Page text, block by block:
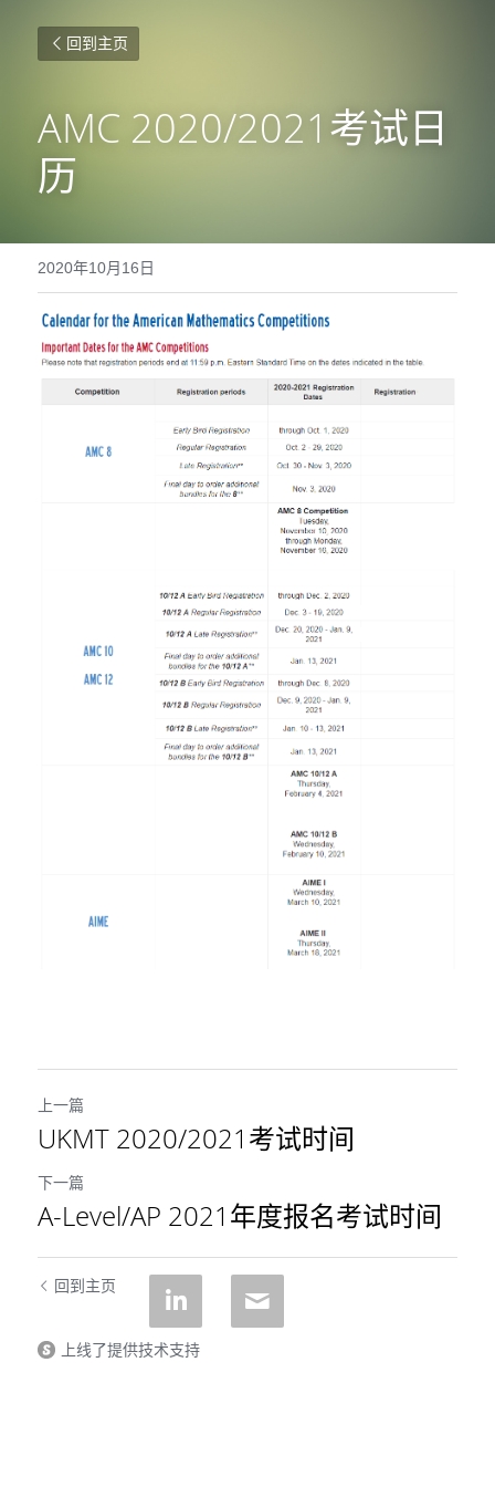
回到主页
AMC 2020/2021考试日
历
2020年10月16日
上一篇
UKMT 2020/2021考试时间
下一篇
A-Level/AP 2021年度报名考试时间
回到主页
上线了提供技术支持